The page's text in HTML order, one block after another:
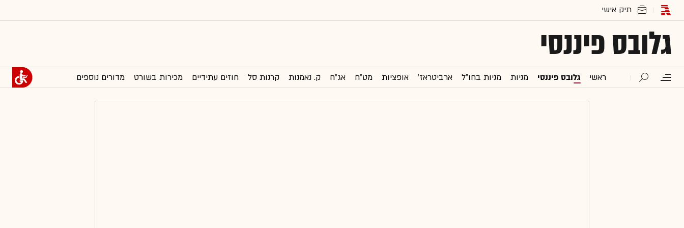
גלובס פיננסי
ראשי גלובס פיננסי מניות מניות בחו"ל ארביטראז' אופציות מט"ח אג"ח ק. נאמנות קרנות סל חוזים עתידיים מכירות בשורט מדורים נוספים